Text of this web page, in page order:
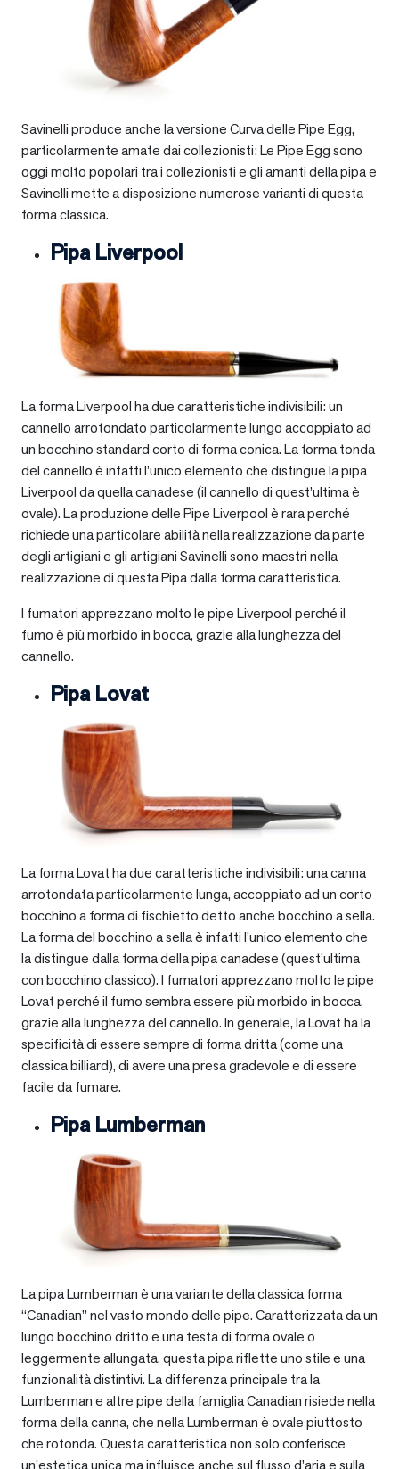
Savinelli produce anche la versione Curva delle Pipe Egg,
particolarmente amate dai collezionisti: Le Pipe Egg sono
oggi molto popolari tra i collezionisti e gli amanti della pipa e
Savinelli mette a disposizione numerose varianti di questa
forma classica.
Pipa Liverpool
La forma Liverpool ha due caratteristiche indivisibili: un
cannello arrotondato particolarmente lungo accoppiato ad
un bocchino standard corto di forma conica. La forma tonda
del cannello è infatti l’unico elemento che distingue la pipa
Liverpool da quella canadese (il cannello di quest’ultima è
ovale). La produzione delle Pipe Liverpool è rara perché
richiede una particolare abilità nella realizzazione da parte
degli artigiani e gli artigiani Savinelli sono maestri nella
realizzazione di questa Pipa dalla forma caratteristica.
I fumatori apprezzano molto le pipe Liverpool perché il
fumo è più morbido in bocca, grazie alla lunghezza del
cannello.
Pipa Lovat
La forma Lovat ha due caratteristiche indivisibili: una canna
arrotondata particolarmente lunga, accoppiato ad un corto
bocchino a forma di fischietto detto anche bocchino a sella.
La forma del bocchino a sella è infatti l’unico elemento che
la distingue dalla forma della pipa canadese (quest’ultima
con bocchino classico). I fumatori apprezzano molto le pipe
Lovat perché il fumo sembra essere più morbido in bocca,
grazie alla lunghezza del cannello. In generale, la Lovat ha la
specificità di essere sempre di forma dritta (come una
classica billiard), di avere una presa gradevole e di essere
facile da fumare.
Pipa Lumberman
La pipa Lumberman è una variante della classica forma
“Canadian” nel vasto mondo delle pipe. Caratterizzata da un
lungo bocchino dritto e una testa di forma ovale o
leggermente allungata, questa pipa riflette uno stile e una
funzionalità distintivi. La differenza principale tra la
Lumberman e altre pipe della famiglia Canadian risiede nella
forma della canna, che nella Lumberman è ovale piuttosto
che rotonda. Questa caratteristica non solo conferisce
un’estetica unica ma influisce anche sul flusso d’aria e sulla